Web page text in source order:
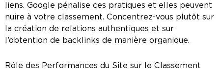
liens. Google pénalise ces pratiques et elles peuvent
nuire à votre classement. Concentrez-vous plutôt sur
la création de relations authentiques et sur
l’obtention de backlinks de manière organique.
Rôle des Performances du Site sur le Classement